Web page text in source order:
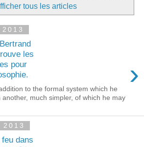
tous les articles
les
pour
›
to the formal system which he
much simpler, of which he may
dans